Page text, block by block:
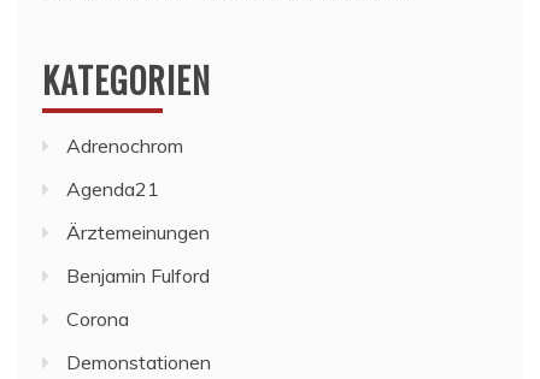
KATEGORIEN
Adrenochrom
Agenda21
Ärztemeinungen
Benjamin Fulford
Corona
Demonstationen